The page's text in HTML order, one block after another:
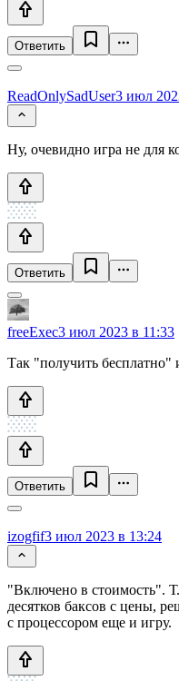
Ответить
ReadOnlySadUser3 июл
Ну, очевидно игра не для
Ответить
freeExec3 июл 2023 в 11:33
Так "получить бесплатно"
Ответить
izogfif3 июл 2023 в 13:24
"Включено в стоимость".
десятков баксов с цены,
с процессором еще и игру.